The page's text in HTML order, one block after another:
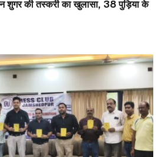
शुगर की तस्करी का खुलासा, 38 पुड़िया के